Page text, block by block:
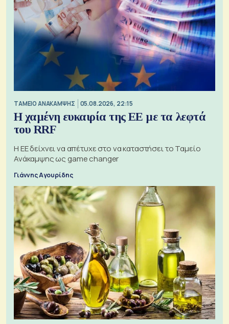
ΤΑΜΕΙΟ ΑΝΑΚΑΜΨΗΣ 05.08.2026, 22:15
Η χαμένη ευκαιρία της ΕΕ με τα λεφτά
του RRF
Η ΕΕ δείχνει να απέτυχε στο να καταστήσει το Ταμείο
Ανάκαμψης ως game changer
Γιάννης Αγουρίδης